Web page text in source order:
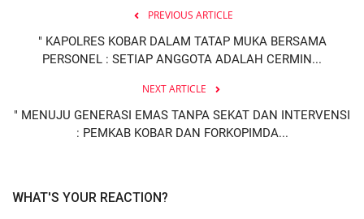
PREVIOUS ARTICLE
" KAPOLRES KOBAR DALAM TATAP MUKA BERSAMA
PERSONEL : SETIAP ANGGOTA ADALAH CERMIN...
NEXT ARTICLE
" MENUJU GENERASI EMAS TANPA SEKAT DAN INTERVENSI
: PEMKAB KOBAR DAN FORKOPIMDA...
WHAT'S YOUR REACTION?